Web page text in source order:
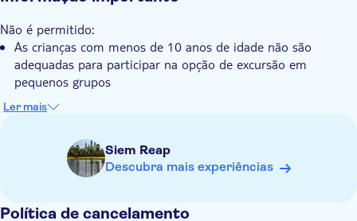
Transporte incluído
pitoresca
Poderá conhecer a aldeia flutuante única de Kampong Phluk
Não é permitido:
As crianças com menos de 10 anos de idade não são
adequadas para participar na opção de excursão em
pequenos grupos
Taxas extra a pagar no local:
em dinheiro no local
Bilhete para a Montanha Kulen: US$ 20 por pessoa
Aldeia flutuante com passeio de barco: US$ 15 por pessoa
Por favor, certifique-se de que os seus joelhos e ombros
Ler mais
Siem Reap
Descubra mais experiências
Política de cancelamento